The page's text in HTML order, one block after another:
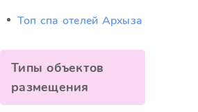
Топ спа отелей Архыза
Типы объектов
размещения